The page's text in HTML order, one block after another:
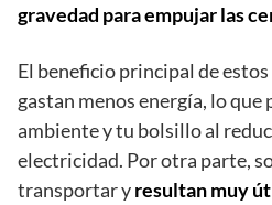
gravedad para empujar las
El beneficio principal de
gastan menos energía, lo que
ambiente y tu bolsillo al
electricidad. Por otra parte,
transportar yresultan muy